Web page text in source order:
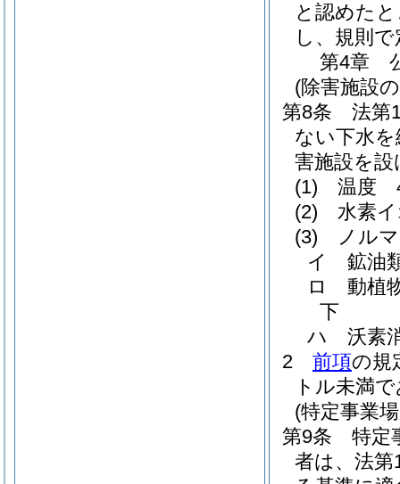
と認めた
し、規則
第4章
(除害施設
第8条
法第
ない下水
害施設を
(1)
温度
(2)
水素
(3)
ノル
イ
鉱油
ロ
動植
下
ハ
沃素
2
前項の規
トル未満
(特定事業
第9条
特定
者は、法